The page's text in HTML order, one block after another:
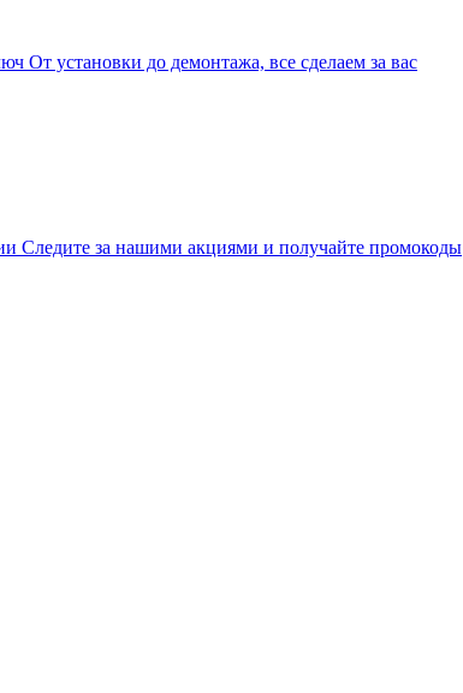
От установки до демонтажа, все сделаем за вас
Следите за нашими акциями и получайте промокоды